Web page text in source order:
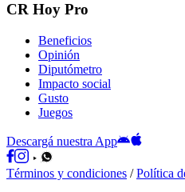
CR Hoy Pro
Beneficios
Opinión
Diputómetro
Impacto social
Gusto
Juegos
Descargá nuestra App
Términos y condiciones /Política